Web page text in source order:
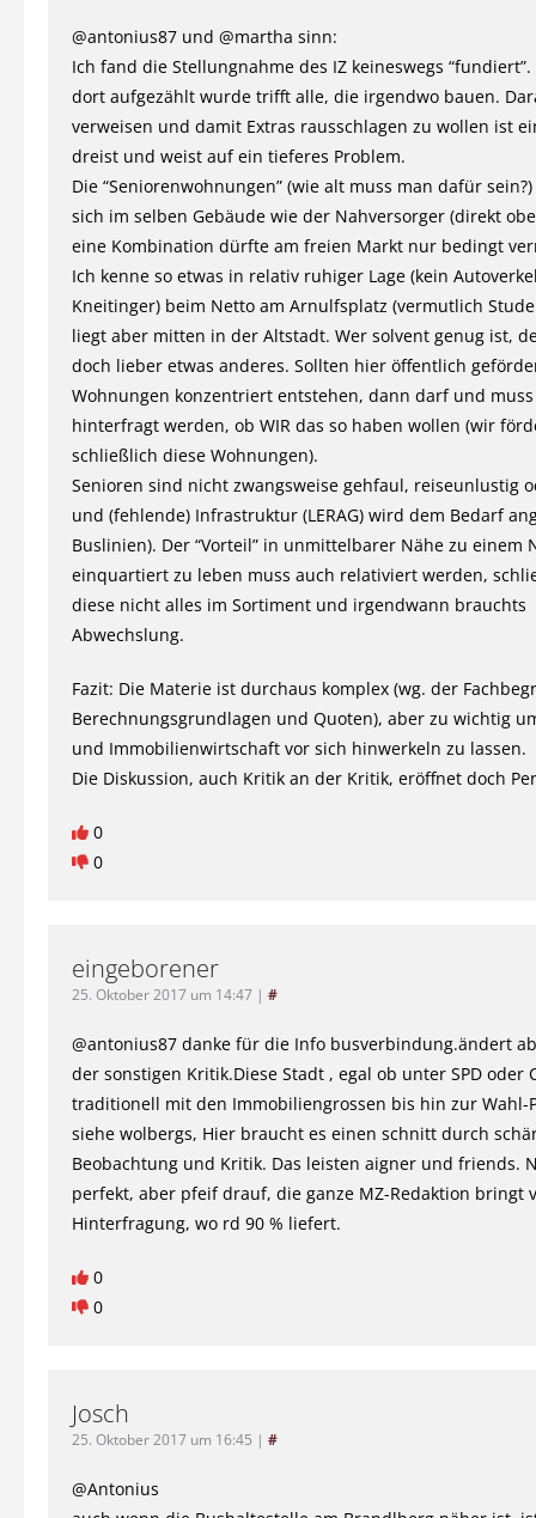
@antonius87 und @martha sinn:
Ich fand die Stellungnahme des IZ keineswegs “fundiert”.
dort aufgezählt wurde trifft alle, die irgendwo bauen.
verweisen und damit Extras rausschlagen zu wollen ist
dreist und weist auf ein tieferes Problem.
Die “Seniorenwohnungen” (wie alt muss man dafür
sich im selben Gebäude wie der Nahversorger (direkt
eine Kombination dürfte am freien Markt nur bedingt
Ich kenne so etwas in relativ ruhiger Lage (kein
Kneitinger) beim Netto am Arnulfsplatz (vermutlich
liegt aber mitten in der Altstadt. Wer solvent genug ist,
doch lieber etwas anderes. Sollten hier öffentlich
Wohnungen konzentriert entstehen, dann darf und
hinterfragt werden, ob WIR das so haben wollen (wir
schließlich diese Wohnungen).
Senioren sind nicht zwangsweise gehfaul, reiseunlustig
und (fehlende) Infrastruktur (LERAG) wird dem Bedarf
Buslinien). Der “Vorteil” in unmittelbarer Nähe zu einem
einquartiert zu leben muss auch relativiert werden,
diese nicht alles im Sortiment und irgendwann brauchts
Abwechslung.
Fazit: Die Materie ist durchaus komplex (wg. der
Berechnungsgrundlagen und Quoten), aber zu wichtig
und Immobilienwirtschaft vor sich hinwerkeln zu lassen.
Die Diskussion, auch Kritik an der Kritik, eröffnet doch
0
0
eingeborener
25. Oktober 2017 um 14:47 | #
@antonius87 danke für die Info busverbindung.ändert
der sonstigen Kritik.Diese Stadt , egal ob unter SPD oder
traditionell mit den Immobiliengrossen bis hin zur Wahl-
siehe wolbergs, Hier braucht es einen schnitt durch
Beobachtung und Kritik. Das leisten aigner und friends.
perfekt, aber pfeif drauf, die ganze MZ-Redaktion bringt
Hinterfragung, wo rd 90 % liefert.
0
0
Josch
25. Oktober 2017 um 16:45 | #
@Antonius